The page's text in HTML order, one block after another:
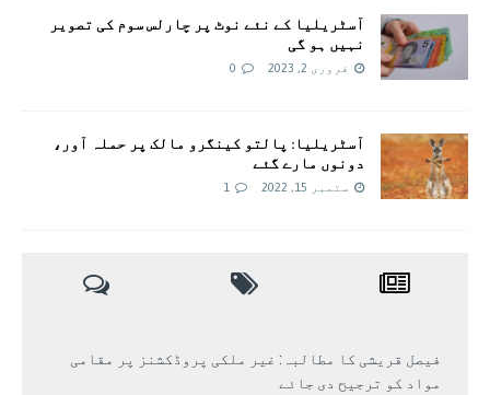
آسٹریلیا کے نئے نوٹ پر چارلس سوم کی تصویر
نہیں ہو گی
فروری 2, 2023 0
آسٹریلیا: پالتو کینگرو مالک پر حملہ آور،
دونوں مارے گئے
ستمبر 15, 2022 1
فیصل قریشی کا مطالبہ: غیر ملکی پروڈکشنز پر مقامی
مواد کو ترجیح دی جائے